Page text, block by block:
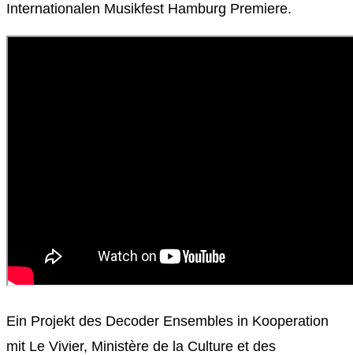
Internationalen Musikfest Hamburg Premiere.
Ein Projekt des Decoder Ensembles in Kooperation
mit Le Vivier, Ministère de la Culture et des